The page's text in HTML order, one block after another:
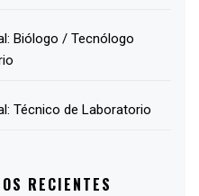
Biólogo / Tecnólogo
Técnico de Laboratorio
RECIENTES